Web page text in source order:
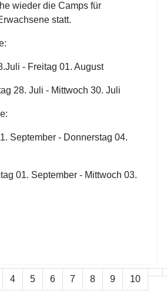
wieder die Camps für
statt.
- Freitag 01. August
28. Juli - Mittwoch 30. Juli
September - Donnerstag 04.
01. September - Mittwoch 03.
4 5 6 7 8 9 10